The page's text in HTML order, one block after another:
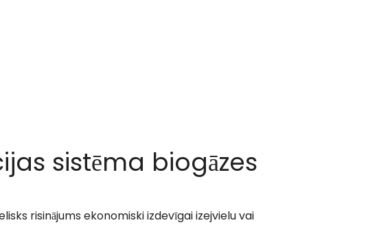
sistēma biogāzes
risinājums ekonomiski izdevīgai izejvielu vai